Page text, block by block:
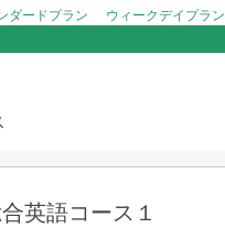
ダードプラン
ウィークデイプラン
英語コース１